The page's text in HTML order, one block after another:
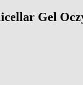
Gel